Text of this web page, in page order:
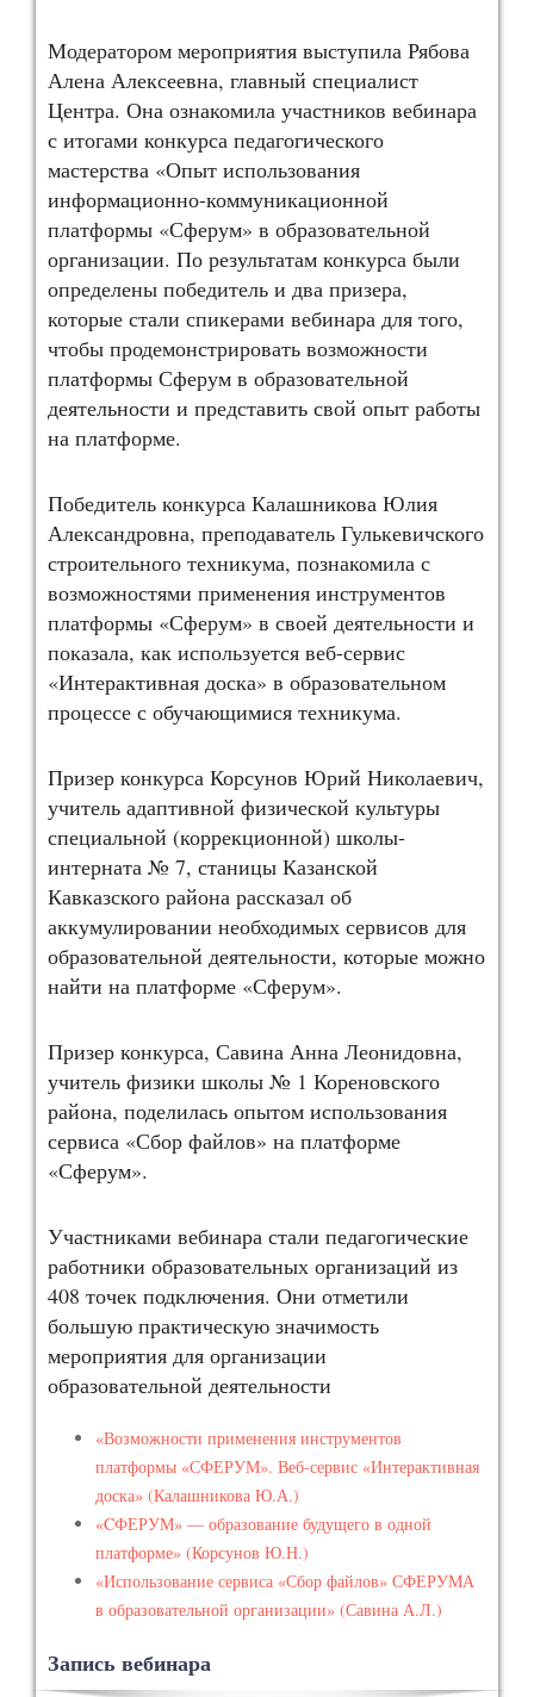
Модератором мероприятия выступила Рябова
Алена Алексеевна, главный специалист
Центра. Она ознакомила участников вебинара
с итогами конкурса педагогического
мастерства «Опыт использования
информационно-коммуникационной
платформы «Сферум» в образовательной
организации. По результатам конкурса были
определены победитель и два призера,
которые стали спикерами вебинара для того,
чтобы продемонстрировать возможности
платформы Сферум в образовательной
деятельности и представить свой опыт работы
на платформе.
Победитель конкурса Калашникова Юлия
Александровна, преподаватель Гулькевичского
строительного техникума, познакомила с
возможностями применения инструментов
платформы «Сферум» в своей деятельности и
показала, как используется веб-сервис
«Интерактивная доска» в образовательном
процессе с обучающимися техникума.
Призер конкурса Корсунов Юрий Николаевич,
учитель адаптивной физической культуры
специальной (коррекционной) школы-
интерната № 7, станицы Казанской
Кавказского района рассказал об
аккумулировании необходимых сервисов для
образовательной деятельности, которые можно
найти на платформе «Сферум».
Призер конкурса, Савина Анна Леонидовна,
учитель физики школы № 1 Кореновского
района, поделилась опытом использования
сервиса «Сбор файлов» на платформе
«Сферум».
Участниками вебинара стали педагогические
работники образовательных организаций из
408 точек подключения. Они отметили
большую практическую значимость
мероприятия для организации
образовательной деятельности
«Возможности применения инструментов
платформы «СФЕРУМ». Веб-сервис «Интерактивная
доска» (Калашникова Ю.А.)
«CФЕРУМ» — образование будущего в одной
платформе» (Корсунов Ю.Н.)
«Использование сервиса «Сбор файлов» СФЕРУМА
в образовательной организации» (Савина А.Л.)
Запись вебинара